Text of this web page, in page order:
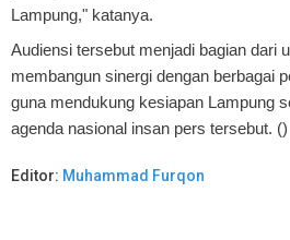
Lampung," katanya.
Audiensi tersebut menjadi bagian dari
membangun sinergi dengan berbagai
guna mendukung kesiapan Lampung
agenda nasional insan pers tersebut. ()
Editor: Muhammad Furqon